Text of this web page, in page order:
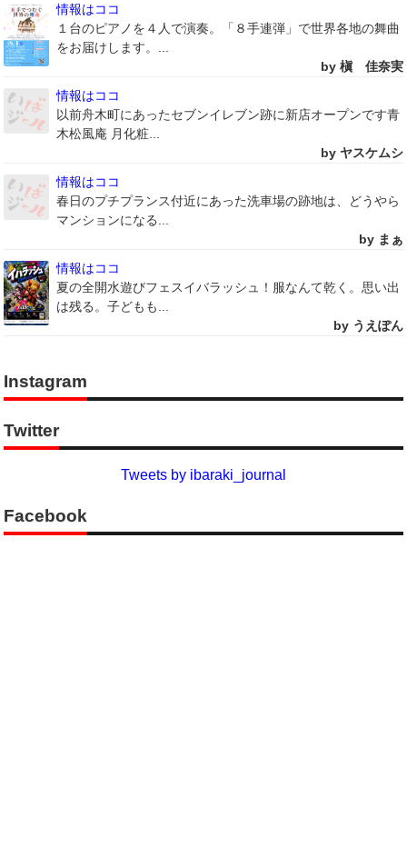
情報はココ
１台のピアノを４人で演奏。「８手連弾」で世界各地の舞曲
をお届けします。...
by 槇 佳奈実
情報はココ
以前舟木町にあったセブンイレブン跡に新店オープンです青
木松風庵 月化粧...
by ヤスケムシ
情報はココ
春日のプチプランス付近にあった洗車場の跡地は、どうやら
マンションになる...
by まぁ
情報はココ
夏の全開水遊びフェスイバラッシュ！服なんて乾く。思い出
は残る。子どもも...
by うえぽん
Instagram
Twitter
Tweets by ibaraki_journal
Facebook